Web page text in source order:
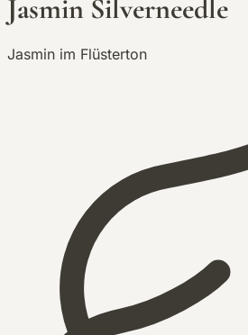
Jasmin Silverneedle
Jasmin im Flüsterton